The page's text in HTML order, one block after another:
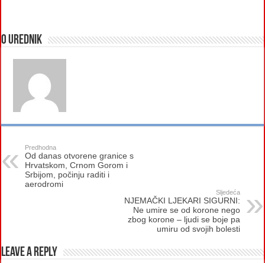
O urednik
Predhodna
Od danas otvorene granice s
Hrvatskom, Crnom Gorom i
Srbijom, počinju raditi i
aerodromi
Sljedeća
NJEMAČKI LJEKARI SIGURNI:
Ne umire se od korone nego
zbog korone – ljudi se boje pa
umiru od svojih bolesti
Leave a Reply